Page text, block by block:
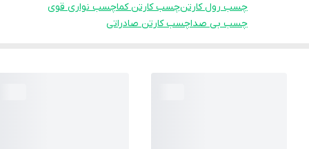
چسب رول کارتنچسب کارتن کماچسب نواری قوی
چسب بی صداچسب کارتن صادراتی